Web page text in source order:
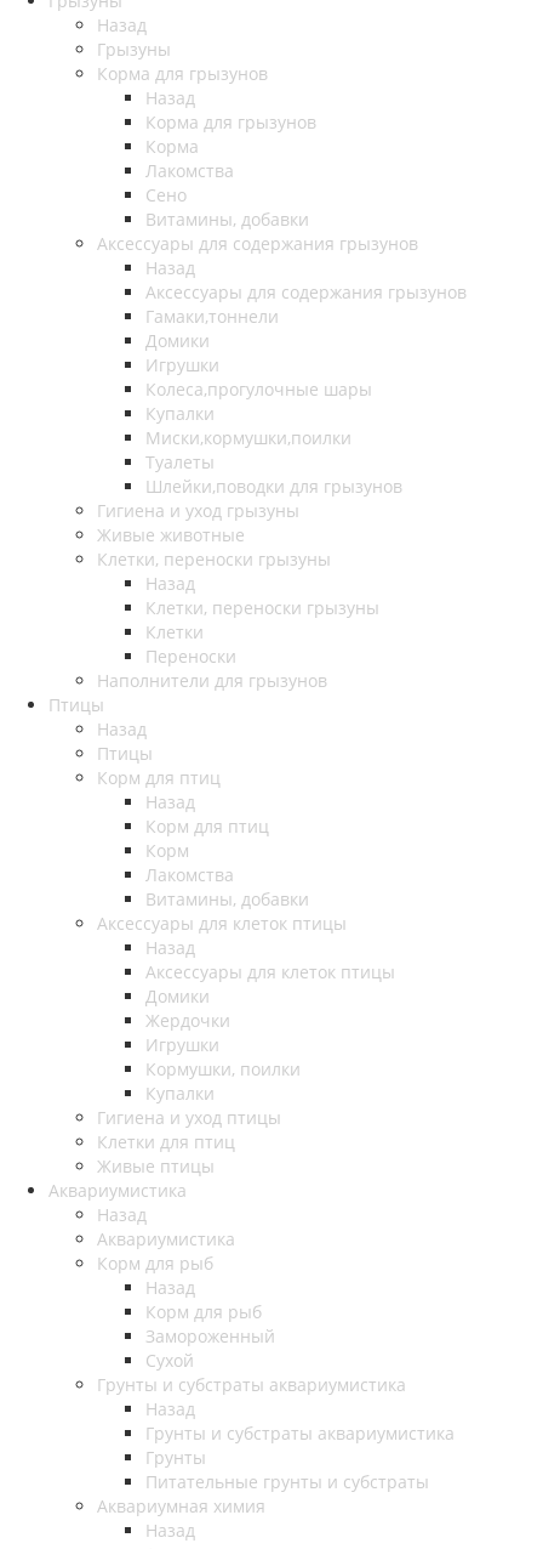
Назад
Грызуны
Корма для грызунов
Назад
Корма для грызунов
Корма
Лакомства
Сено
Витамины, добавки
Аксессуары для содержания грызунов
Назад
Аксессуары для содержания грызунов
Гамаки,тоннели
Домики
Игрушки
Колеса,прогулочные шары
Купалки
Миски,кормушки,поилки
Туалеты
Шлейки,поводки для грызунов
Гигиена и уход грызуны
Живые животные
Клетки, переноски грызуны
Назад
Клетки, переноски грызуны
Клетки
Переноски
Наполнители для грызунов
Птицы
Назад
Птицы
Корм для птиц
Назад
Корм для птиц
Корм
Лакомства
Витамины, добавки
Аксессуары для клеток птицы
Назад
Аксессуары для клеток птицы
Домики
Жердочки
Игрушки
Кормушки, поилки
Купалки
Гигиена и уход птицы
Клетки для птиц
Живые птицы
Аквариумистика
Назад
Аквариумистика
Корм для рыб
Назад
Корм для рыб
Замороженный
Сухой
Грунты и субстраты аквариумистика
Назад
Грунты и субстраты аквариумистика
Грунты
Питательные грунты и субстраты
Аквариумная химия
Назад